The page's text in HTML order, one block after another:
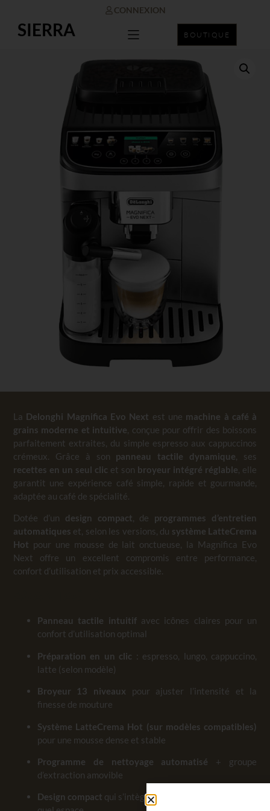
CONNEXION
SIERRA BOUTIQUE
La Delonghi Magnifica Evo Next est une machine à café à
grains moderne et intuitive, conçue pour offrir des boissons
parfaitement extraites, du simple espresso aux cappuccinos
crémeux. Grâce à son panneau tactile dynamique, ses
recettes en un seul clic et son broyeur intégré réglable, elle
garantit une expérience café simple, rapide et gourmande,
adaptée au café de spécialité.
Dotée d’un design compact, de programmes d’entretien
automatiques et, selon les versions, du système LatteCrema
Hot pour une mousse de lait onctueuse, la Magnifica Evo
Next offre un excellent compromis entre performance,
confort d’utilisation et prix accessible.
Panneau tactile intuitifavec icônes claires pour un
confort d’utilisation optimal
Préparation en un clic : espresso, lungo, cappuccino,
latte (selon modèle)
Broyeur 13 niveaux pour ajuster l’intensité et la
finesse de mouture
Système LatteCrema Hot (sur modèles compatibles)
pour une mousse dense et stable
Programme de nettoyage automatisé + groupe
d’extraction amovible
Design compact qui s’intègre facilement dans n’importe